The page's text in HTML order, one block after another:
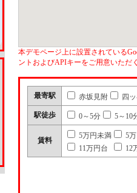
本デモページ上に設置されている
ントおよびAPIキーをご用意いただ
最寄駅 赤坂見附 四
駅徒歩 0～5分 5～10
賃料
5万円未満
5
11万円台
12